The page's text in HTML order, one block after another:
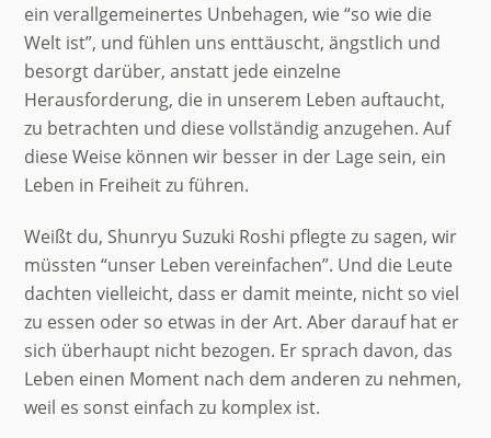
ein verallgemeinertes Unbehagen, wie “so wie die
Welt ist”, und fühlen uns enttäuscht, ängstlich und
besorgt darüber, anstatt jede einzelne
Herausforderung, die in unserem Leben auftaucht,
zu betrachten und diese vollständig anzugehen. Auf
diese Weise können wir besser in der Lage sein, ein
Leben in Freiheit zu führen.
Weißt du, Shunryu Suzuki Roshi pflegte zu sagen, wir
müssten “unser Leben vereinfachen”. Und die Leute
dachten vielleicht, dass er damit meinte, nicht so viel
zu essen oder so etwas in der Art. Aber darauf hat er
sich überhaupt nicht bezogen. Er sprach davon, das
Leben einen Moment nach dem anderen zu nehmen,
weil es sonst einfach zu komplex ist.